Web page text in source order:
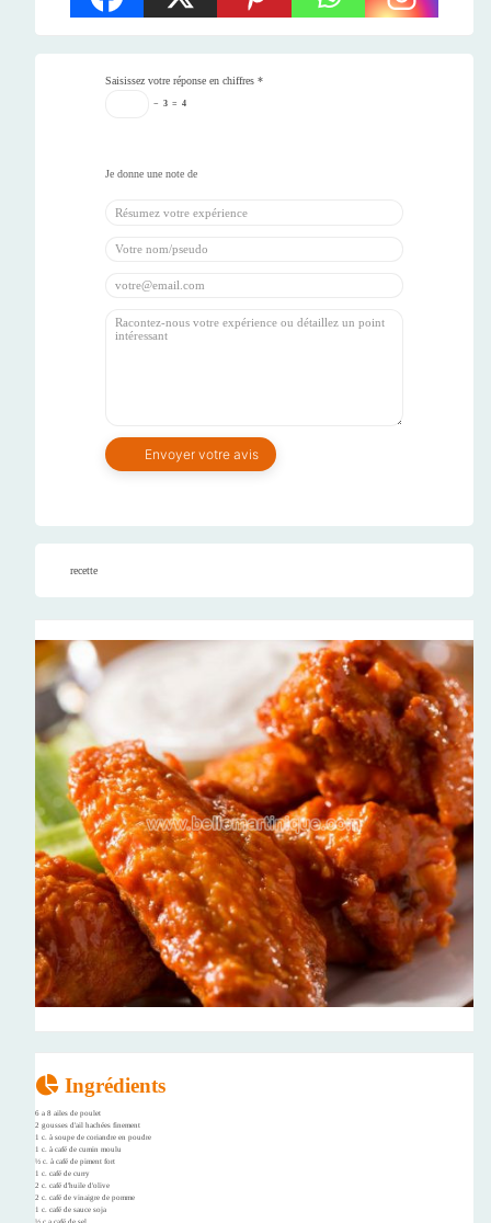
Saisissez votre réponse en chiffres *
− 3 = 4
recette
Ingrédients
6 a 8 ailes de poulet
2 gousses d'ail hachées finement
1 c. à soupe de coriandre en poudre
1 c. à café de cumin moulu
½ c. à café de piment fort
1 c. café de curry
2 c. café d'huile d'olive
2 c. café de vinaigre de pomme
1 c. café de sauce soja